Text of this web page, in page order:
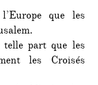
que les
part que les
les Croisés